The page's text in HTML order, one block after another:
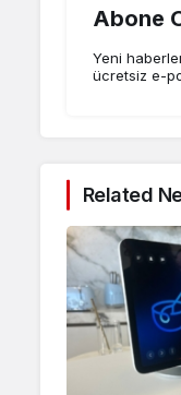
Abone
Yeni
ücretsiz e-
Related